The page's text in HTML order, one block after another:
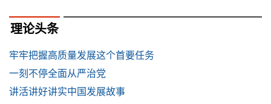
理论头条
牢牢把握高质量发展这个首要任务
一刻不停全面从严治党
讲活讲好讲实中国发展故事